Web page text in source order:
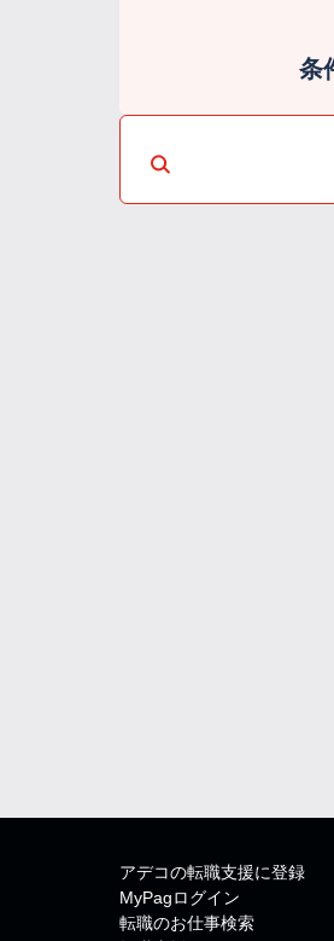
条
アデコの転職支援に登録
MyPagログイン
転職のお仕事検索